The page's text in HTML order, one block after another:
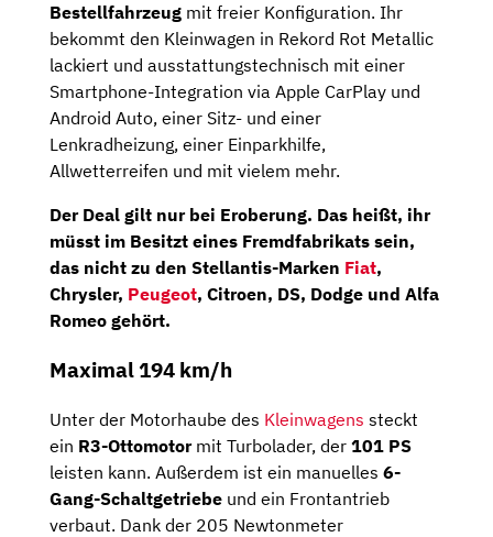
Bestellfahrzeug mit freier Konfiguration. Ihr
bekommt den Kleinwagen in Rekord Rot Metallic
lackiert und ausstattungstechnisch mit einer
Smartphone-Integration via Apple CarPlay und
Android Auto, einer Sitz- und einer
Lenkradheizung, einer Einparkhilfe,
Allwetterreifen und mit vielem mehr.
Der Deal gilt nur bei Eroberung. Das heißt, ihr
müsst im Besitzt eines Fremdfabrikats sein,
das nicht zu den Stellantis-Marken Fiat,
Chrysler, Peugeot, Citroen, DS, Dodge und Alfa
Romeo gehört.
Maximal 194 km/h
Unter der Motorhaube des Kleinwagens steckt
ein R3-Ottomotormit Turbolader, der 101 PS
leisten kann. Außerdem ist ein manuelles 6-
Gang-Schaltgetriebe und ein Frontantrieb
verbaut. Dank der 205 Newtonmeter